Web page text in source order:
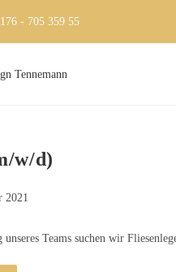
- 705 359 55
w/d)
2021
Teams suchen wir